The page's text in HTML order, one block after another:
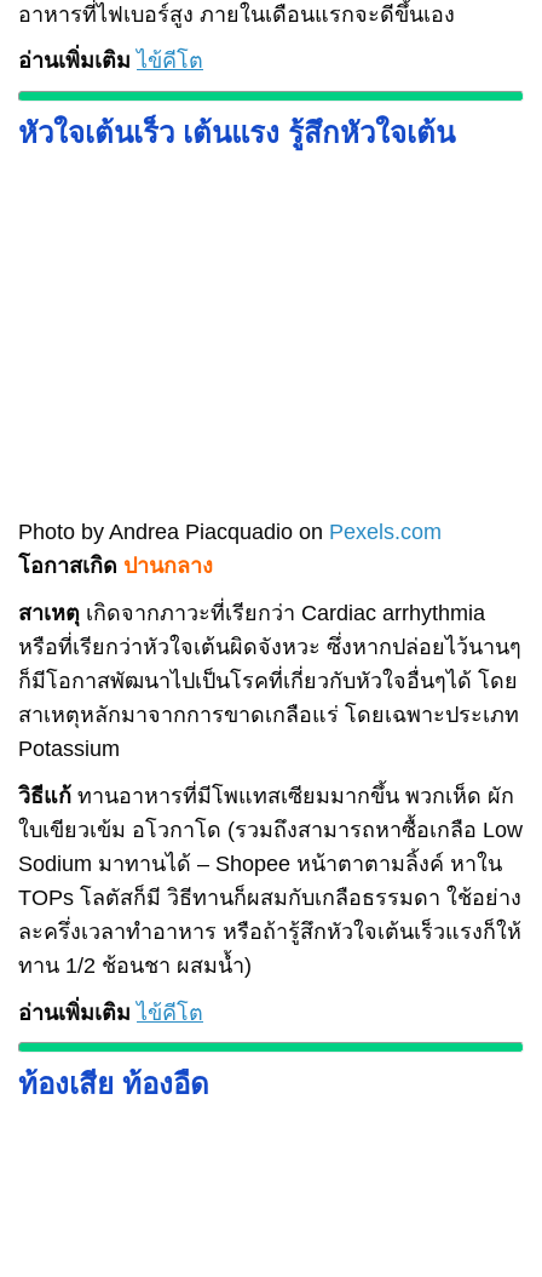
อาหารที่ไฟเบอร์สูง ภายในเดือนแรกจะดีขึ้นเอง
อ่านเพิ่มเติม ไข้คีโต
หัวใจเต้นเร็ว เต้นแรง รู้สึกหัวใจเต้น
Photo by Andrea Piacquadio on Pexels.com
โอกาสเกิด ปานกลาง
สาเหตุ เกิดจากภาวะที่เรียกว่า Cardiac arrhythmia
หรือที่เรียกว่าหัวใจเต้นผิดจังหวะ ซึ่งหากปล่อยไว้นานๆ
ก็มีโอกาสพัฒนาไปเป็นโรคที่เกี่ยวกับหัวใจอื่นๆได้ โดย
สาเหตุหลักมาจากการขาดเกลือแร่ โดยเฉพาะประเภท
Potassium
วิธีแก้ ทานอาหารที่มีโพแทสเซียมมากขึ้น พวกเห็ด ผัก
ใบเขียวเข้ม อโวกาโด (รวมถึงสามารถหาซื้อเกลือ Low
Sodium มาทานได้ – Shopee หน้าตาตามลิ้งค์ หาใน
TOPs โลตัสก็มี วิธีทานก็ผสมกับเกลือธรรมดา ใช้อย่าง
ละครึ่งเวลาทำอาหาร หรือถ้ารู้สึกหัวใจเต้นเร็วแรงก็ให้
ทาน 1/2 ช้อนชา ผสมน้ำ)
อ่านเพิ่มเติม ไข้คีโต
ท้องเสีย ท้องอืด